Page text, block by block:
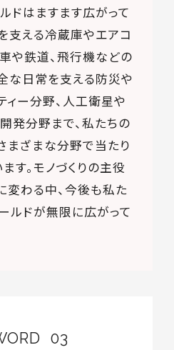
ドはますます広がって
支える冷蔵庫やエアコ
や鉄道、飛行機などの
な日常を支える防災や
ィー分野、人工衛星や
発分野まで、私たちの
まざまな分野で当たり
す。モノづくりの主役
変わる中、今後も私た
ルドが無限に広がって
03